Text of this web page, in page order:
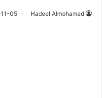
Hadeel Almohamad
05